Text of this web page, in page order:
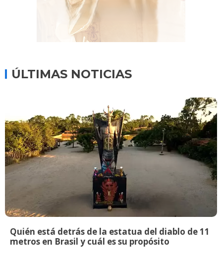
ÚLTIMAS NOTICIAS
Quién está detrás de la estatua del diablo de 11
metros en Brasil y cuál es su propósito